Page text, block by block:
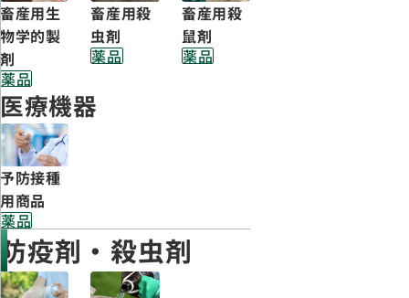
畜産用生
物学的製
剤
薬品
畜産用殺
虫剤
薬品
畜産用殺
鼠剤
薬品
医療機器
予防接種
用商品
薬品
防疫剤・殺虫剤